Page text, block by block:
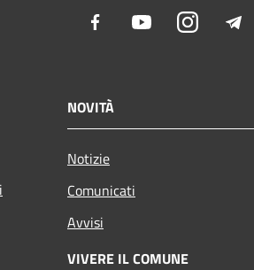
Facebook YoutubeInstagram
NOVITÀ
Notizie
Comunicati
Avvisi
VIVERE IL COMUNE